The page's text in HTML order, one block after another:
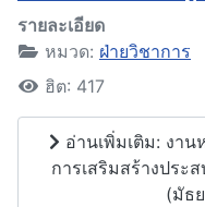
รายละเอียด
หมวด: ฝ่ายวิชาการ
ฮิต: 417
อ่านเพิ่มเติม: งา
การเสริมสร้างประ
(มัธ